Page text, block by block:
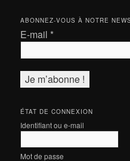
ABONNEZ-VOUS À NOTRE
E-mail *
ÉTAT DE CONNEXION
Identifiant ou e-mail
Mot de passe